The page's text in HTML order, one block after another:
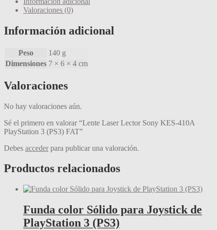
KES-
PlayStation
3
cantidad
Valoraciones (0)
Información adicional
Peso
140 g
Dimensiones 7 × 6 × 4 cm
Valoraciones
No hay valoraciones aún.
Sé el primero en valorar “Lente Laser Lector Sony KES-410A
PlayStation 3 (PS3) FAT”
Debes acceder para publicar una valoración.
Productos relacionados
Funda color Sólido para Joystick de
PlayStation 3 (PS3)